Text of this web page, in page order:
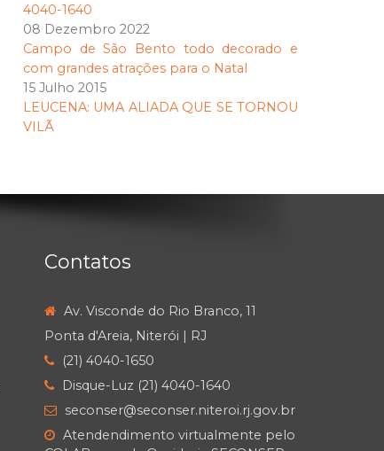
4040-1640
08 Dezembro 2022
Campo de São Bento todo decorado e
com grandes atrações para o Natal
15 Julho 2015
LEUCENA: UMA ALIADA QUE SE TORNOU
VILÃ
Contatos
Av. Visconde do Rio Branco, 11
Ponta d'Areia, Niterói | RJ
(21) 4040-1650
Disque-Luz (21) 4040-1640
seconser@seconser.niteroi.rj.gov.br
Atendendimento virtualmente pelo